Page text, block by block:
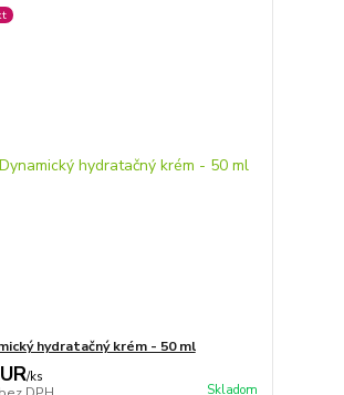
hydratačný krém - 50 ml
/ks
Skladom